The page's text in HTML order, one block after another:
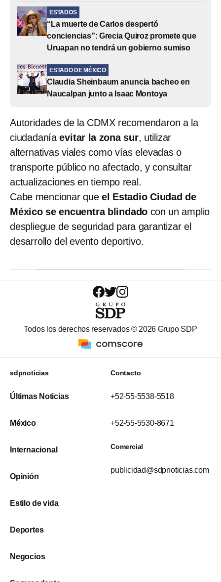
ESTADOS
“La muerte de Carlos despertó
conciencias”: Grecia Quiroz promete que
Uruapan no tendrá un gobierno sumiso
ESTADO DE MÉXICO
Claudia Sheinbaum anuncia bacheo en
Naucalpan junto a Isaac Montoya
Autoridades de la CDMX recomendaron a la
ciudadaníaevitar la zona sur, utilizar
alternativas viales como vías elevadas o
transporte público no afectado, y consultar
actualizaciones en tiempo real.
Cabe mencionar que el Estadio Ciudad de
México se encuentra blindado con un amplio
despliegue de seguridad para garantizar el
desarrollo del evento deportivo.
Todos los derechos reservados © 2026 Grupo SDP
sdpnoticias
Últimas Noticias
México
Internacional
Opinión
Estilo de vida
Deportes
Negocios
Contacto
+52-55-5538-5518
+52-55-5530-8671
Comercial
publicidad@sdpnoticias.com